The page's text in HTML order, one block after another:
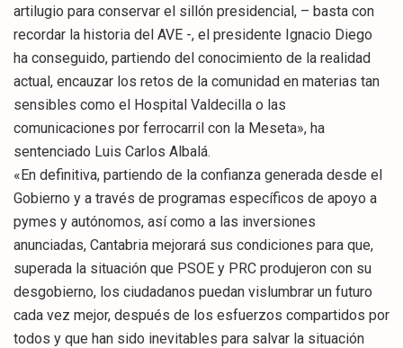
artilugio para conservar el sillón presidencial, – basta con
recordar la historia del AVE -, el presidente Ignacio Diego
ha conseguido, partiendo del conocimiento de la realidad
actual, encauzar los retos de la comunidad en materias tan
sensibles como el Hospital Valdecilla o las
comunicaciones por ferrocarril con la Meseta», ha
sentenciado Luis Carlos Albalá.
«En definitiva, partiendo de la confianza generada desde el
Gobierno y a través de programas específicos de apoyo a
pymes y autónomos, así como a las inversiones
anunciadas, Cantabria mejorará sus condiciones para que,
superada la situación que PSOE y PRC produjeron con su
desgobierno, los ciudadanos puedan vislumbrar un futuro
cada vez mejor, después de los esfuerzos compartidos por
todos y que han sido inevitables para salvar la situación